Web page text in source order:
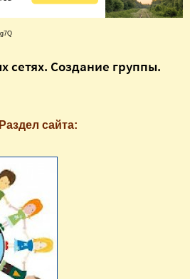
сетях. Создание группы.
Раздел сайта: